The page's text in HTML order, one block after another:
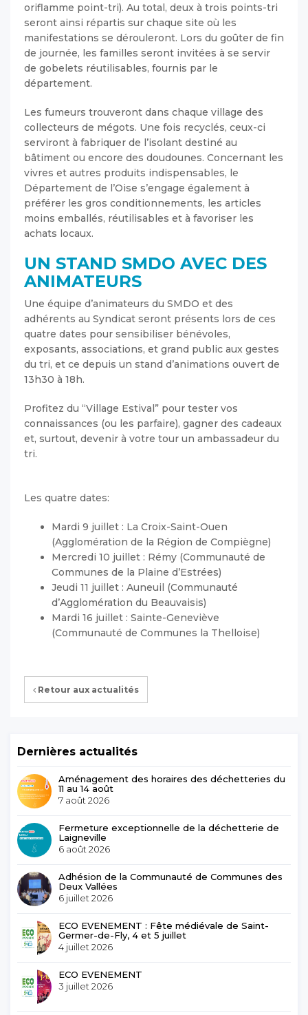
oriflamme point-tri). Au total, deux à trois points-tri
seront ainsi répartis sur chaque site où les
manifestations se dérouleront. Lors du goûter de fin
de journée, les familles seront invitées à se servir
de gobelets réutilisables, fournis par le
département.
Les fumeurs trouveront dans chaque village des
collecteurs de mégots. Une fois recyclés, ceux-ci
serviront à fabriquer de l’isolant destiné au
bâtiment ou encore des doudounes. Concernant les
vivres et autres produits indispensables, le
Département de l’Oise s’engage également à
préférer les gros conditionnements, les articles
moins emballés, réutilisables et à favoriser les
achats locaux.
UN STAND SMDO AVEC DES
ANIMATEURS
Une équipe d’animateurs du SMDO et des
adhérents au Syndicat seront présents lors de ces
quatre dates pour sensibiliser bénévoles,
exposants, associations, et grand public aux gestes
du tri, et ce depuis un stand d’animations ouvert de
13h30 à 18h.
Profitez du “Village Estival” pour tester vos
connaissances (ou les parfaire), gagner des cadeaux
et, surtout, devenir à votre tour un ambassadeur du
tri.
Les quatre dates:
Mardi 9 juillet : La Croix-Saint-Ouen
(Agglomération de la Région de Compiègne)
Mercredi 10 juillet : Rémy (Communauté de
Communes de la Plaine d’Estrées)
Jeudi 11 juillet : Auneuil (Communauté
d’Agglomération du Beauvaisis)
Mardi 16 juillet : Sainte-Geneviève
(Communauté de Communes la Thelloise)
Retour aux actualités
Dernières actualités
Aménagement des horaires des déchetteries du
11 au 14 août
7 août 2026
Fermeture exceptionnelle de la déchetterie de
Laigneville
6 août 2026
Adhésion de la Communauté de Communes des
Deux Vallées
6 juillet 2026
ECO EVENEMENT : Fête médiévale de Saint-
Germer-de-Fly, 4 et 5 juillet
4 juillet 2026
ECO EVENEMENT
3 juillet 2026